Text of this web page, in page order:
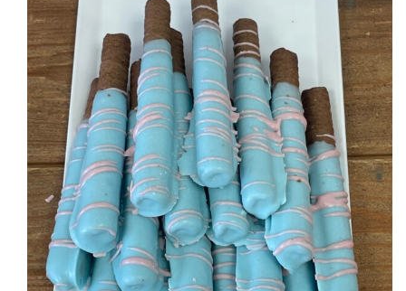
Προσθήκη
στα
Αγαπημένα!